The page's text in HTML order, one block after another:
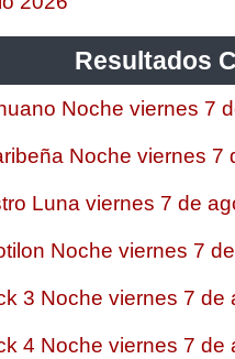
Resultados
Noche viernes 7
Noche viernes 7
Luna viernes 7 de
Noche viernes 7
3 Noche viernes 7 de
4 Noche viernes 7 de